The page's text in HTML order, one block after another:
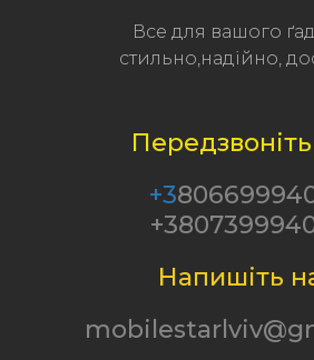
Все для вашого
стильно,надійно,
+3
Напишіть